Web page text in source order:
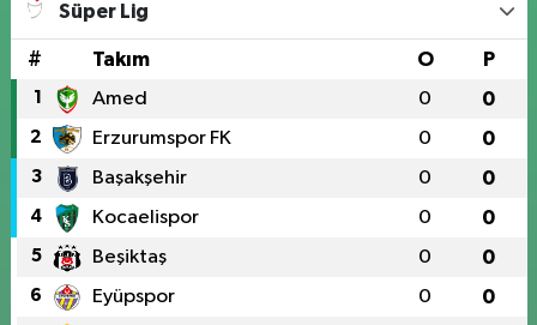
Süper Lig
# Takım O P
1 Amed 0 0
2 Erzurumspor FK 0 0
3 Başakşehir 0 0
4 Kocaelispor 0 0
5 Beşiktaş 0 0
6 Eyüpspor 0 0